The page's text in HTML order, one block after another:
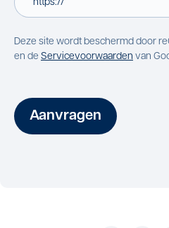
Deze site wordt beschermd door
en de Servicevoorwaarden van
Aanvragen